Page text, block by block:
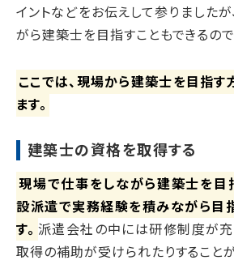
イントなどをお伝えして参りました
がら建築士を目指すこともできるので
ここでは、現場から建築士を目指
ます。
建築士の資格を取得する
現場で仕事をしながら建築士を目
設派遣で実務経験を積みながら目
す。 派遣会社の中には研修制度が充
取得の補助が受けられたりすることが